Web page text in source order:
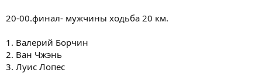
20-00.финал- мужчины ходьба 20 км.
1. Валерий Борчин
2. Ван Чжэнь
3. Луис Лопес